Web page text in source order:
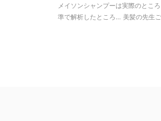
メイソンシャンプーは実際のとこ
準で解析したところ… 美髪の先生